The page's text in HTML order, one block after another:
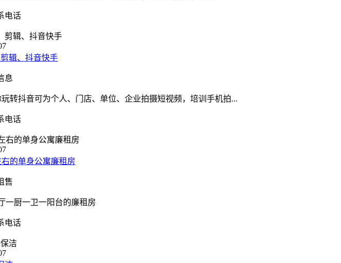
电话
辑、抖音快手
息
转抖音可为个人、门店、单位、企业拍摄短视频，培训手机拍...
电话
的单身公寓廉租房
售
一厨一卫一阳台的廉租房
电话